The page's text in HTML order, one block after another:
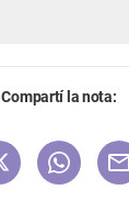
Compartí la nota: